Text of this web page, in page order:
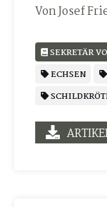
Von Josef
SEKRETÄR
ECHSEN